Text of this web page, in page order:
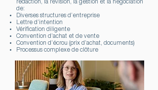
rédaction, la révision, la gestion et la négociation
de:
Diverses structures d’entreprise
Lettre d’intention
Vérification diligente
Convention d’achat et de vente
Convention d’écrou (prix d’achat, documents)
Processus complexe de clôture